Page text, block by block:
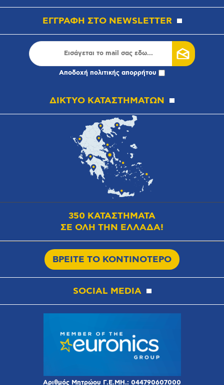
ΕΓΓΡΑΦΗ ΣΤΟ NEWSLETTER
Αποδοχή πολιτικής απορρήτου
ΔΙΚΤΥΟ ΚΑΤΑΣΤΗΜΑΤΩΝ
350 ΚΑΤΑΣΤΗΜΑΤΑ
ΣΕ ΟΛΗ ΤΗΝ ΕΛΛΑΔΑ!
ΒΡΕΙΤΕ ΤΟ ΚΟΝΤΙΝΟΤΕΡΟ
SOCIAL MEDIA